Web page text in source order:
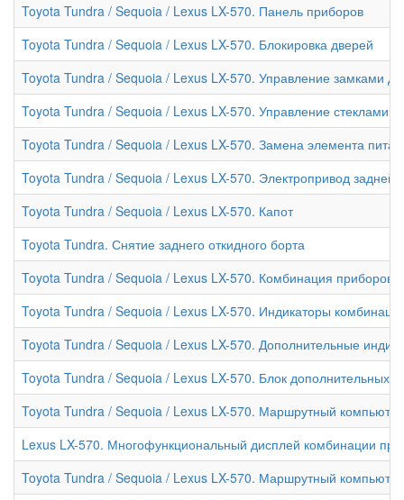
Toyota Tundra / Sequoia / Lexus LX-570. Панель приборов
Toyota Tundra / Sequoia / Lexus LX-570. Блокировка дверей
Toyota Tundra / Sequoia / Lexus LX-570. Управление замками
Toyota Tundra / Sequoia / Lexus LX-570. Управление стеклами
Toyota Tundra / Sequoia / Lexus LX-570. Замена элемента
Toyota Tundra / Sequoia / Lexus LX-570. Электропривод
Toyota Tundra / Sequoia / Lexus LX-570. Капот
Toyota Tundra. Снятие заднего откидного борта
Toyota Tundra / Sequoia / Lexus LX-570. Комбинация приборов
Toyota Tundra / Sequoia / Lexus LX-570. Индикаторы
Toyota Tundra / Sequoia / Lexus LX-570. Дополнительные
Toyota Tundra / Sequoia / Lexus LX-570. Блок дополнительных
Toyota Tundra / Sequoia / Lexus LX-570. Маршрутный компьютер
Lexus LX-570. Многофункциональный дисплей комбинации
Toyota Tundra / Sequoia / Lexus LX-570. Маршрутный компьютер